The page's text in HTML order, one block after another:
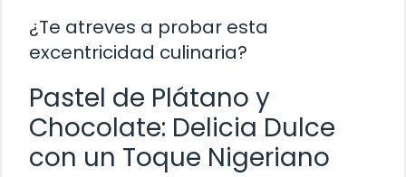
¿Te atreves a probar esta
excentricidad culinaria?
Pastel de Plátano y
Chocolate: Delicia Dulce
con un Toque Nigeriano